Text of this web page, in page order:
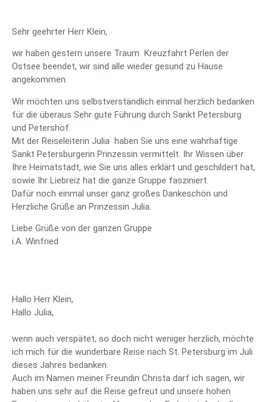
Sehr geehrter Herr Klein,
wir haben gestern unsere Traum Kreuzfahrt Perlen der
Ostsee beendet, wir sind alle wieder gesund zu Hause
angekommen.
Wir möchten uns selbstverständlich einmal herzlich bedanken
für die überaus Sehr gute Führung durch Sankt Petersburg
und Petershof.
Mit der Reiseleiterin Julia haben Sie uns eine wahrhaftige
Sankt Petersburgerin Prinzessin vermittelt. Ihr Wissen über
Ihre Heimatstadt, wie Sie uns alles erklärt und geschildert hat,
sowie Ihr Liebreiz hat die ganze Gruppe fasziniert.
Dafür noch einmal unser ganz großes Dankeschön und
Herzliche Grüße an Prinzessin Julia.
Liebe Grüße von der ganzen Gruppe
i.A. Winfried
Hallo Herr Klein,
Hallo Julia,
wenn auch verspätet, so doch nicht weniger herzlich, möchte
ich mich für die wunderbare Reise nach St. Petersburg im Juli
dieses Jahres bedanken.
Auch im Namen meiner Freundin Christa darf ich sagen, wir
haben uns sehr auf die Reise gefreut und unsere hohen